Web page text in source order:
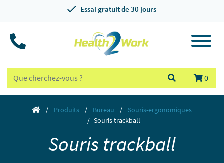
Essai gratuit de 30 jours
0
Produits Bureau
Souris-ergonomiques
Souris trackball
Souris trackball